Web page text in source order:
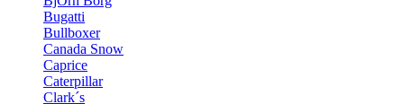
Bugatti
Bullboxer
Canada Snow
Caprice
Caterpillar
Clark´s